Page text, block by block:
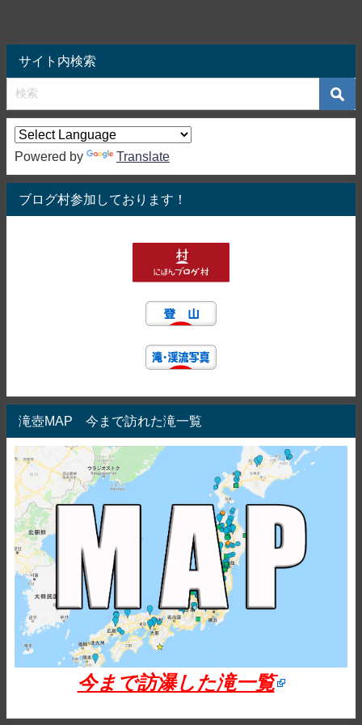
サイト内検索
Powered by Translate
ブログ村参加しております！
滝壺MAP 今まで訪れた滝一覧
今まで訪瀑した滝一覧